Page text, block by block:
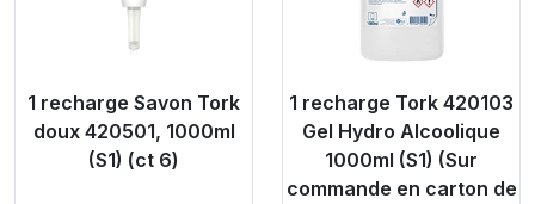
1 recharge Savon Tork
doux 420501, 1000ml
(S1) (ct 6)
1 recharge Tork 420103
Gel Hydro Alcoolique
1000ml (S1) (Sur
commande en carton de